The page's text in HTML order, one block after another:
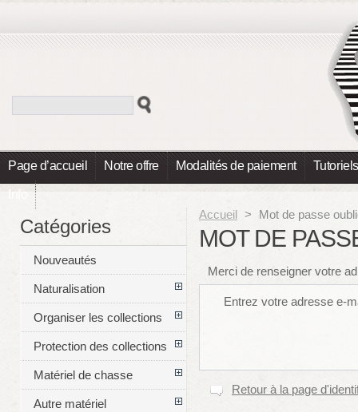
Page d’accueil Notre offre Modalités de paiement Tutoriels
Info
Accueil > Mot de passe
MOT DE
Merci de renseigner votre
Entrez votre adresse e-
Retour à la page
Catégories
Nouveautés
Naturalisation
Organiser les collections
Protection des collections
Matériel de chasse
Autre matériel